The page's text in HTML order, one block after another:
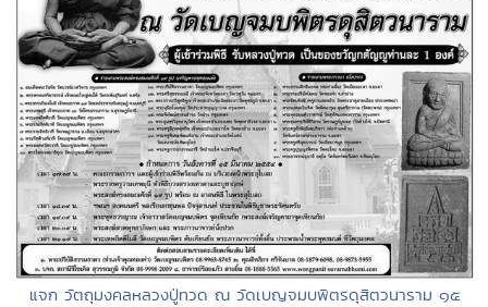
แจก วัตถุมงคลหลวงปู่ทวด ณ วัดเบญจมบพิตรดุสิตวนาราม ๑๕